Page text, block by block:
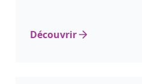
Découvrir